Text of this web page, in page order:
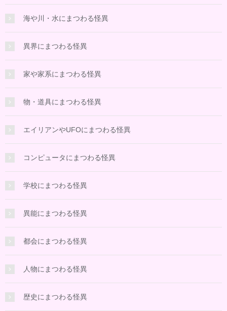
海や川・水にまつわる怪異
異界にまつわる怪異
家や家系にまつわる怪異
物・道具にまつわる怪異
エイリアンやUFOにまつわる怪異
コンピュータにまつわる怪異
学校にまつわる怪異
異能にまつわる怪異
都会にまつわる怪異
人物にまつわる怪異
歴史にまつわる怪異